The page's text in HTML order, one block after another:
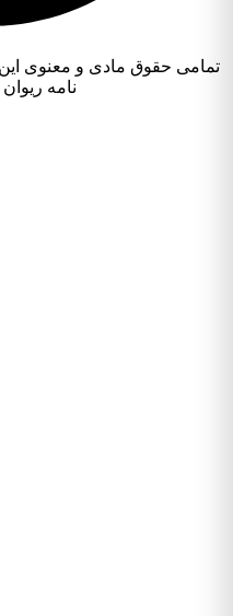
حقوق مادی و معنوی این
نامه